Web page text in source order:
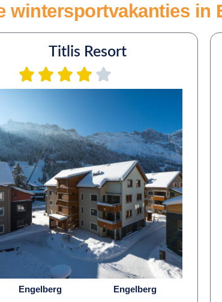
wintersportvakanties in
Titlis Resort
Engelberg Engelberg